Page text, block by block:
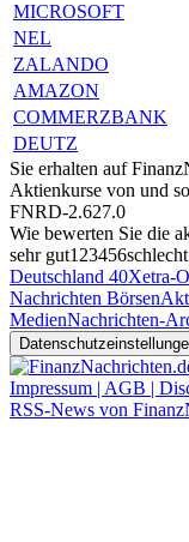
MICROSOFT
NEL
ZALANDO
AMAZON
COMMERZBANK
DEUTZ
Sie erhalten auf
Aktienkurse von und
FNRD-2.627.0
Wie bewerten Sie die
sehr gut1 23456schlecht
Deutschland 40Xetra-
Nachrichten Börsen
MedienNachrichten-
Impressum | AGB |
RSS-News von